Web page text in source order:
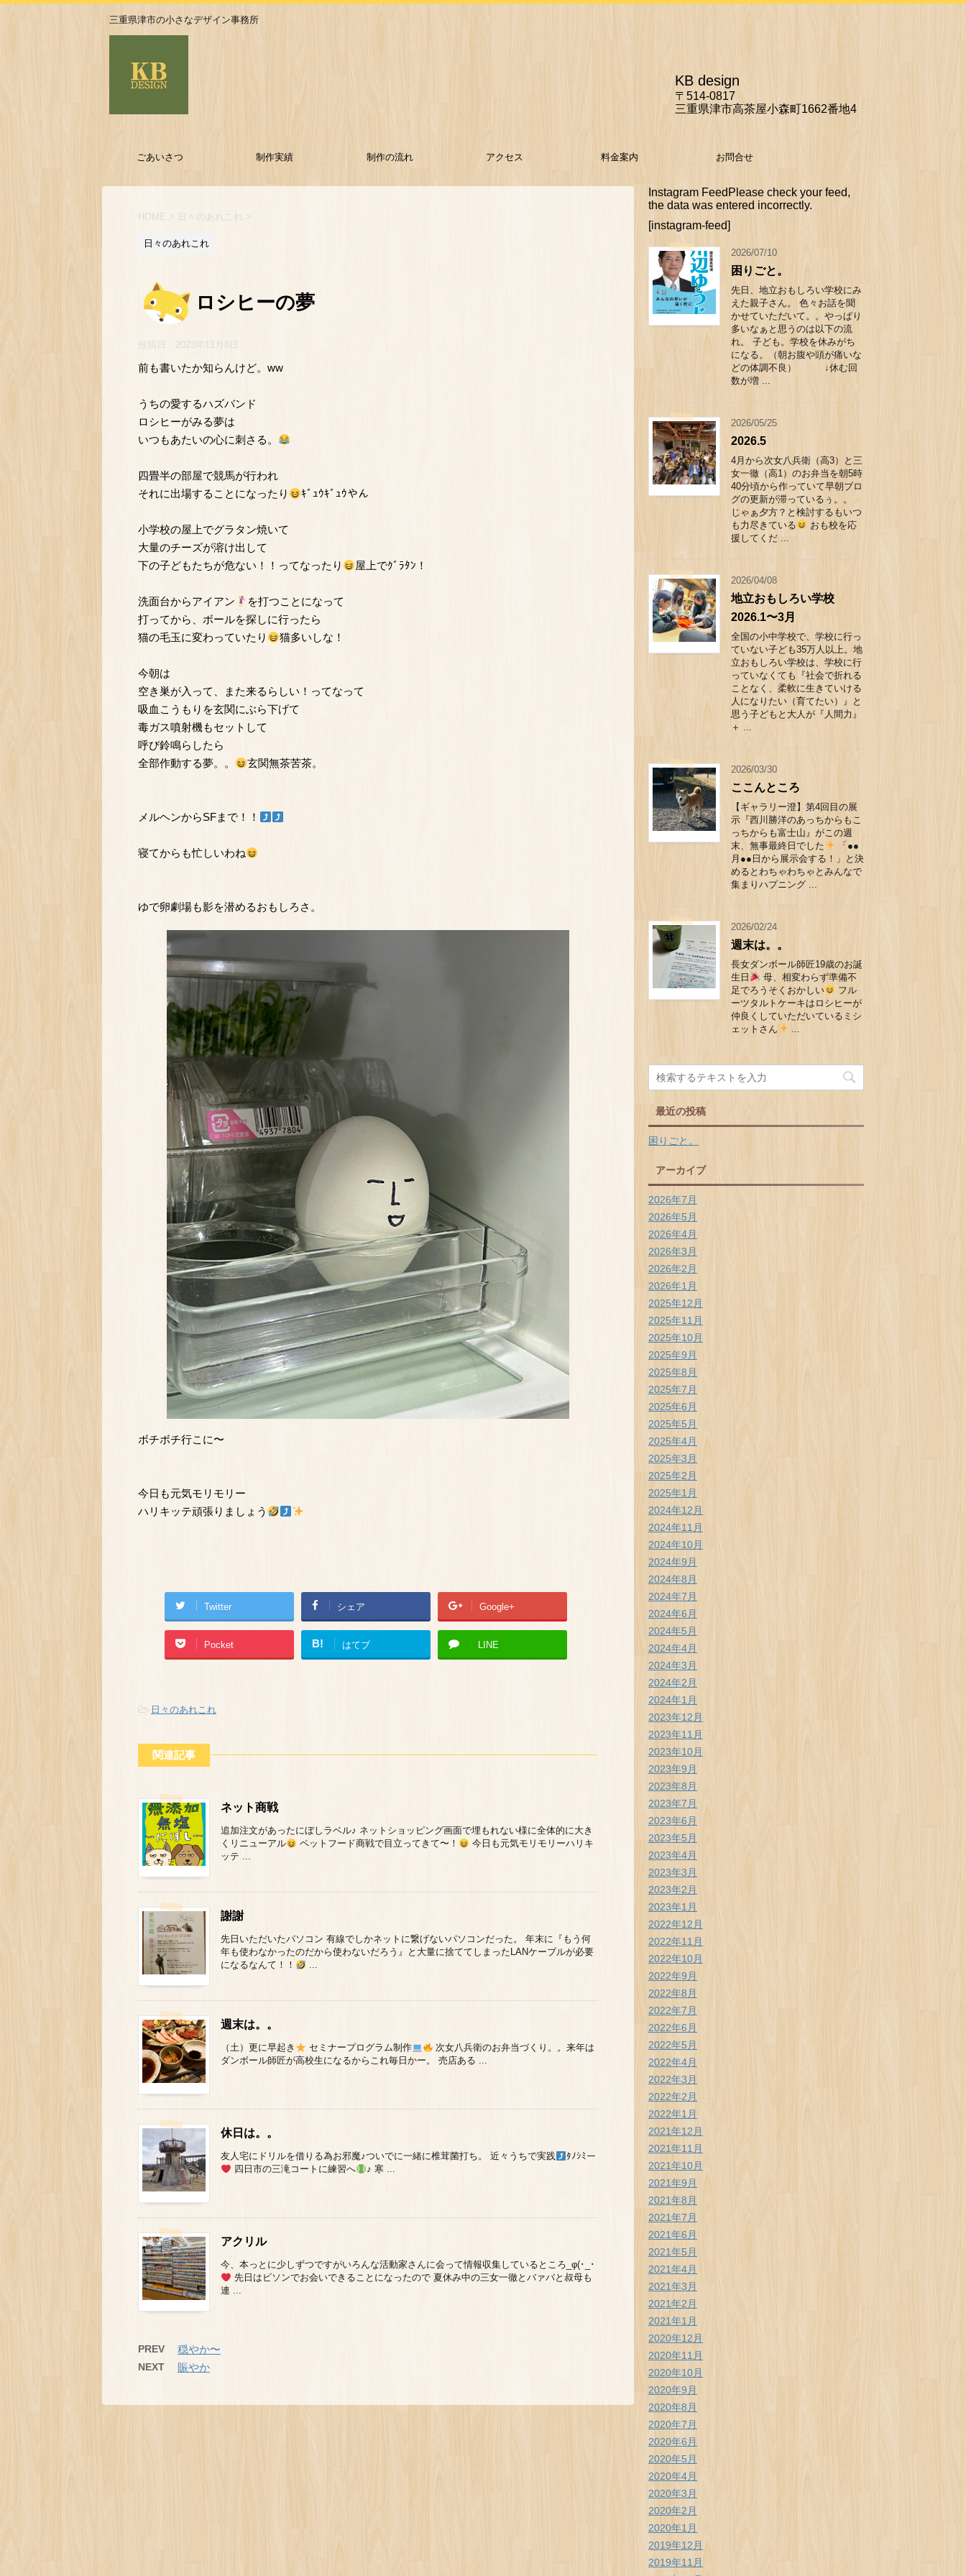
三重県津市の小さなデザイン事務所
KB design
〒514-0817
三重県津市高茶屋小森町1662番地4
ごあいさつ 制作実績 制作の流れ アクセス 料金案内 お問合せ
HOME > 日々のあれこれ >
日々のあれこれ
ロシヒーの夢
投稿日： 2023年11月8日
前も書いたか知らんけど。ww
うちの愛するハズバンド
ロシヒーがみる夢は
いつもあたいの心に刺さる。
四畳半の部屋で競馬が行われ
それに出場することになったり
ｷﾞｭｳｷﾞｭｳやん
小学校の屋上でグラタン焼いて
大量のチーズが溶け出して
下の子どもたちが危ない！！ってなったり
屋上でｸﾞﾗﾀﾝ！
洗面台からアイアン
を打つことになって
打ってから、ボールを探しに行ったら
猫の毛玉に変わっていたり
猫多いしな！
今朝は
空き巣が入って、また来るらしい！ってなって
吸血こうもりを玄関にぶら下げて
毒ガス噴射機もセットして
呼び鈴鳴らしたら
全部作動する夢。。
玄関無茶苦茶。
メルヘンからSFまで！！
寝てからも忙しいわね
ゆで卵劇場も影を潜めるおもしろさ。
ボチボチ行こに〜
今日も元気モリモリー
ハリキッテ頑張りましょう
Twitter シェア Google+
Pocket B! はてブ LINE
- 日々のあれこれ
関連記事
ネット商戦
追加注文があったにぼしラベル♪ ネットショッピング画面で埋もれない様に全体的に大き
くリニューアル
ペットフード商戦で目立ってきて〜！
今日も元気モリモリーハリキ
ッテ ...
謝謝
先日いただいたパソコン 有線でしかネットに繋げないパソコンだった。 年末に『もう何
年も使わなかったのだから使わないだろう』と大量に捨ててしまったLANケーブルが必要
になるなんて！！
...
週末は。。
（土）更に早起き セミナープログラム制作
次女八兵衛のお弁当づくり。。来年は
ダンボール師匠が高校生になるからこれ毎日かー。 売店ある ...
休日は。。
友人宅にドリルを借りる為お邪魔♪ついでに一緒に椎茸菌打ち。 近々うちで実践
ﾀﾉｼﾐー
四日市の三滝コートに練習へ
♪ 寒 ...
アクリル
今、本っとに少しずつですがいろんな活動家さんに会って情報収集しているところ_φ(･_･
先日はビソンでお会いできることになったので 夏休み中の三女一徹とバァバと叔母も
連 ...
PREV 穏やか〜
NEXT 賑やか
Instagram FeedPlease check your feed,
the data was entered incorrectly.
[instagram-feed]
2026/07/10
困りごと。
先日、地立おもしろい学校にみ
えた親子さん。 色々お話を聞
かせていただいて。。やっぱり
多いなぁと思うのは以下の流
れ。 子ども。学校を休みがち
になる。（朝お腹や頭が痛いな
どの体調不良） ↓休む回
数が増 ...
2026/05/25
2026.5
4月から次女八兵衛（高3）と三
女一徹（高1）のお弁当を朝5時
40分頃から作っていて早朝ブロ
グの更新が滞っているぅ。。
じゃぁ夕方？と検討するもいつ
も力尽きている
おも校を応
援してくだ ...
2026/04/08
地立おもしろい学校
2026.1〜3月
全国の小中学校で、学校に行っ
ていない子ども35万人以上。地
立おもしろい学校は、学校に行
っていなくても『社会で折れる
ことなく、柔軟に生きていける
人になりたい（育てたい）』と
思う子どもと大人が『人間力』
＋ ...
2026/03/30
ここんところ
【ギャラリー澄】第4回目の展
示『西川勝洋のあっちからもこ
っちからも富士山』がこの週
末、無事最終日でした
「●●
月●●日から展示会する！」と決
めるとわちゃわちゃとみんなで
集まりハプニング ...
2026/02/24
週末は。。
長女ダンボール師匠19歳のお誕
生日
母、相変わらず準備不
足でろうそくおかしい
フル
ーツタルトケーキはロシヒーが
仲良くしていただいているミシ
ェットさん
...
最近の投稿
困りごと。
アーカイブ
2026年7月
2026年5月
2026年4月
2026年3月
2026年2月
2026年1月
2025年12月
2025年11月
2025年10月
2025年9月
2025年8月
2025年7月
2025年6月
2025年5月
2025年4月
2025年3月
2025年2月
2025年1月
2024年12月
2024年11月
2024年10月
2024年9月
2024年8月
2024年7月
2024年6月
2024年5月
2024年4月
2024年3月
2024年2月
2024年1月
2023年12月
2023年11月
2023年10月
2023年9月
2023年8月
2023年7月
2023年6月
2023年5月
2023年4月
2023年3月
2023年2月
2023年1月
2022年12月
2022年11月
2022年10月
2022年9月
2022年8月
2022年7月
2022年6月
2022年5月
2022年4月
2022年3月
2022年2月
2022年1月
2021年12月
2021年11月
2021年10月
2021年9月
2021年8月
2021年7月
2021年6月
2021年5月
2021年4月
2021年3月
2021年2月
2021年1月
2020年12月
2020年11月
2020年10月
2020年9月
2020年8月
2020年7月
2020年6月
2020年5月
2020年4月
2020年3月
2020年2月
2020年1月
2019年12月
2019年11月